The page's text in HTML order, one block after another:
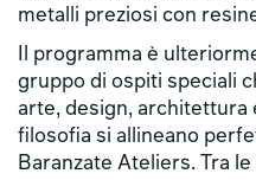
metalli preziosi con
Il programma è
gruppo di ospiti speciali
arte, design, architettura
filosofia si allineano
Baranzate Ateliers. Tra